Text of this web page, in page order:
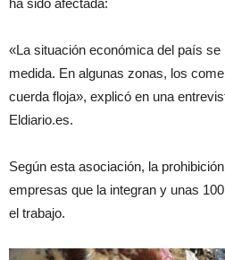
ha sido afectada:
«La situación económica del país
medida. En algunas zonas, los
cuerda floja», explicó en una
Eldiario.es.
Según esta asociación, la
empresas que la integran y unas
el trabajo.